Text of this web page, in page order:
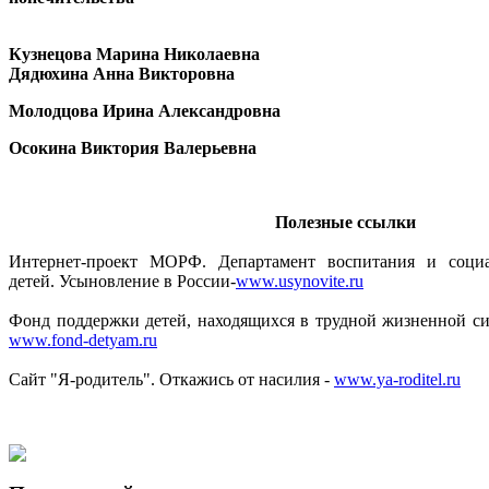
Кузнецова Марина Николаевна
Дядюхина Анна Викторовна
Молодцова Ирина Александровна
Осокина Виктория Валерьевна
Полезные ссылки
Интернет-проект МОРФ. Департамент воспитания и
детей. Усыновление в России-www.usynovite.ru
Фонд поддержки детей, находящихся в трудной жизненной
www.fond-detyam.ru
Сайт "Я-родитель". Откажись от насилия - www.ya-roditel.ru